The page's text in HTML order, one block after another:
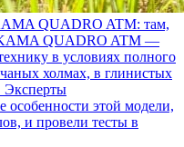
QUADRO ATM: там,
QUADRO ATM —
в условиях полного
холмах, в глинистых
Эксперты
особенности этой модели,
и провели тесты в